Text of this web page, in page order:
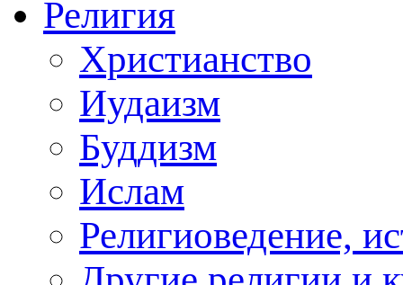
Религия
Христианство
Иудаизм
Буддизм
Ислам
Религиоведение,